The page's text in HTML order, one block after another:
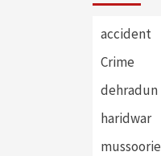
accident
Crime
dehradun
haridwar
mussoorie